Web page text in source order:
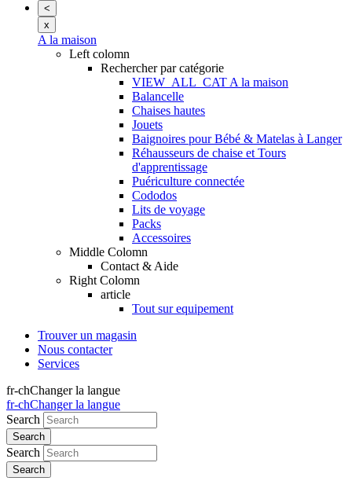
<
x
A la maison
Left colomn
Rechercher par catégorie
VIEW_ALL_CAT A la maison
Balancelle
Chaises hautes
Jouets
Baignoires pour Bébé & Matelas à Langer
Réhausseurs de chaise et Tours
d'apprentissage
Puériculture connectée
Cododos
Lits de voyage
Packs
Accessoires
Middle Colomn
Contact & Aide
Right Colomn
article
Tout sur equipement
Trouver un magasin
Nous contacter
Services
fr-chChanger la langue
fr-chChanger la langue
Search
Search